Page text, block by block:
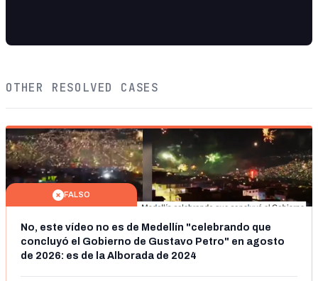
OTHER RESOLVED CASES
FALSO
No, este vídeo no es de Medellín "celebrando que
concluyó el Gobierno de Gustavo Petro" en agosto
de 2026: es de la Alborada de 2024